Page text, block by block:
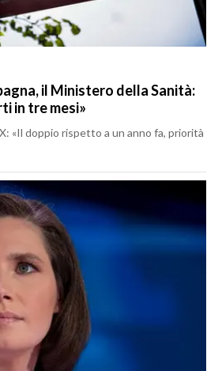
il Ministero della Sanità:
in tre mesi»
«Il doppio rispetto a un anno fa, priorità